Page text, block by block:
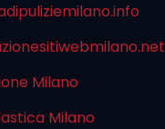
Milano
Milano